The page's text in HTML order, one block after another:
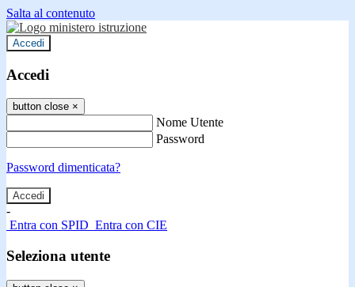
Salta al contenuto
Accedi
Accedi
button close ×
Nome Utente
Password
Password dimenticata?
-
Entra con SPID Entra con CIE
Seleziona utente